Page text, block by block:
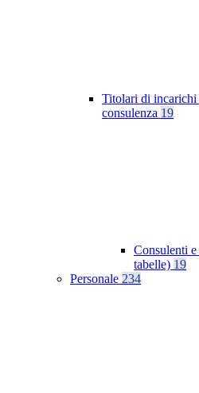
Titolari di
consulenza 19
Consulenti
tabelle) 19
Personale 234